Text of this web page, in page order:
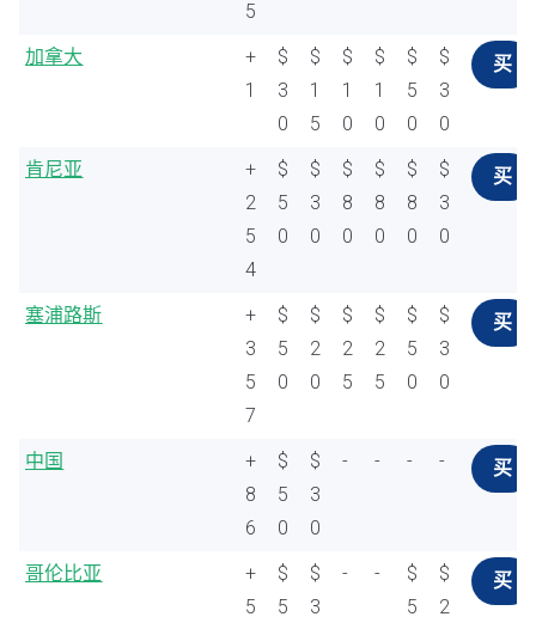
5
加拿大
+
1
$
3
0
$
1
5
$
1
0
$
1
0
$
5
0
$
3
0
买
肯尼亚
+
2
5
4
$
5
0
$
3
0
$
8
0
$
8
0
$
8
0
$
3
0
买
塞浦路斯
+
3
5
7
$
5
0
$
2
0
$
2
5
$
2
5
$
5
0
$
3
0
买
中国
+
8
6
$
5
0
$
3
0
- - - - 买
哥伦比亚
+
5
$
5
$
3
- -
$
5
$
2
买